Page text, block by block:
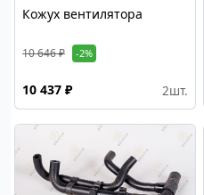
Кожух вентилятора
10 646 ₽ -2%
10 437 ₽ 2шт.